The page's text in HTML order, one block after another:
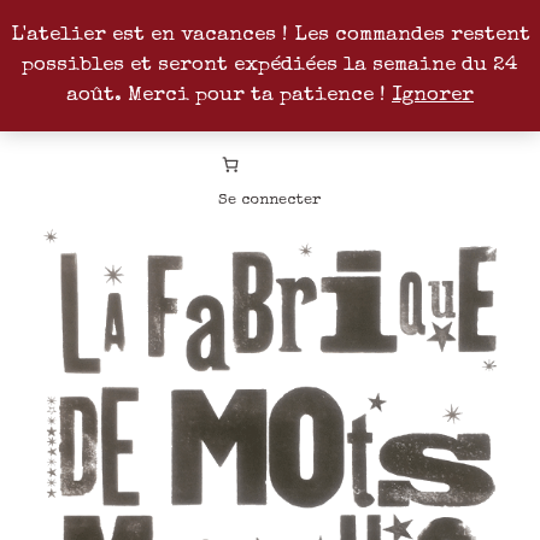
L'atelier est en vacances ! Les commandes restent
possibles et seront expédiées la semaine du 24
août. Merci pour ta patience ! Ignorer
InstagramPinterest Patreon
Se connecter